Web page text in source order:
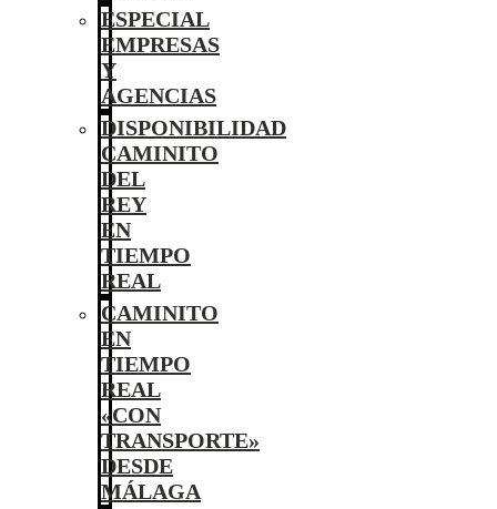
ESPECIAL
EMPRESAS
Y
AGENCIAS
DISPONIBILIDAD
CAMINITO
DEL
REY
EN
TIEMPO
REAL
CAMINITO
EN
TIEMPO
REAL
«CON
TRANSPORTE»
DESDE
MÁLAGA